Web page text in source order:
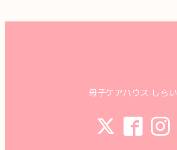
母子ケアハウス しらい